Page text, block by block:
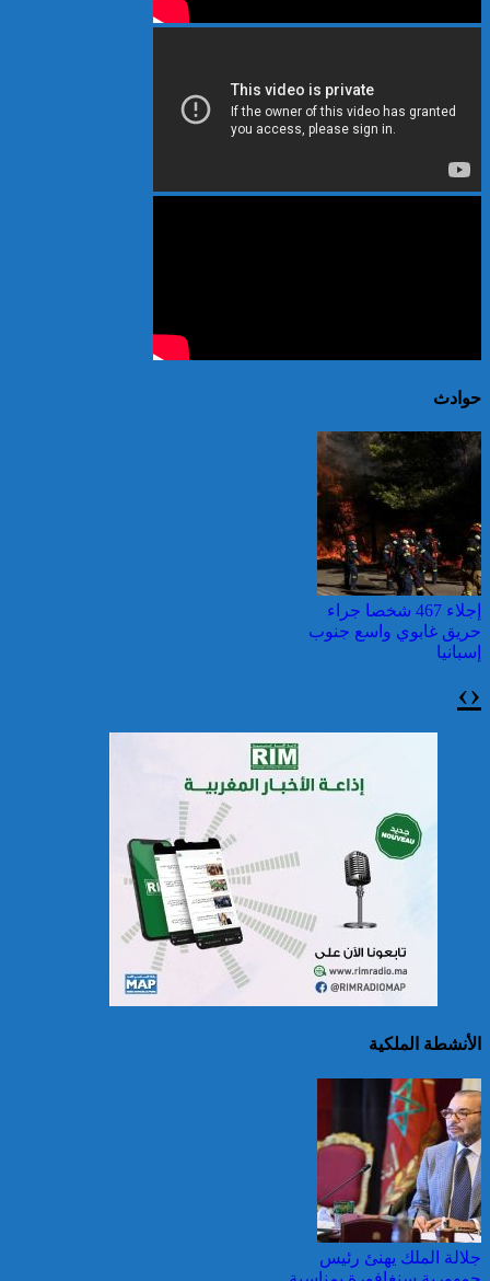
حوادث
إجلاء 467 شخصا جراء
حريق غابوي واسع جنوب
إسبانيا
الاتحاد الأوروبي: الحرائق
ألف هكتار منذ بداية 2026
سريلانكا: إغلاق بعض
المدارس في مناطق جبلية
أشخاص
‹
›
الأنشطة الملكية
جلالة الملك يهنئ رئيس